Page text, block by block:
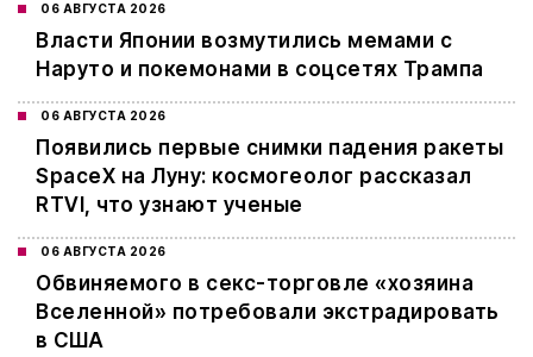
06 АВГУСТА 2026
Власти Японии возмутились мемами с
Наруто и покемонами в соцсетях Трампа
06 АВГУСТА 2026
Появились первые снимки падения ракеты
SpaceX на Луну: космогеолог рассказал
RTVI, что узнают ученые
06 АВГУСТА 2026
Обвиняемого в секс-торговле «хозяина
Вселенной» потребовали экстрадировать
в США